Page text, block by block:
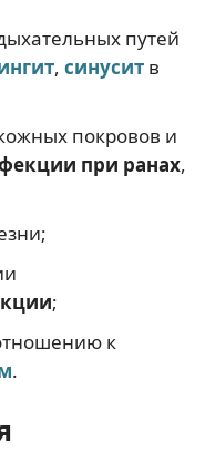
путей
, синуситв
покровов и
при ранах,
;
к
.